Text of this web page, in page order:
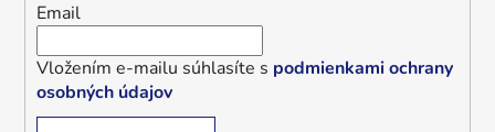
Email
Vložením e-mailu súhlasíte s podmienkami ochrany
osobných údajov